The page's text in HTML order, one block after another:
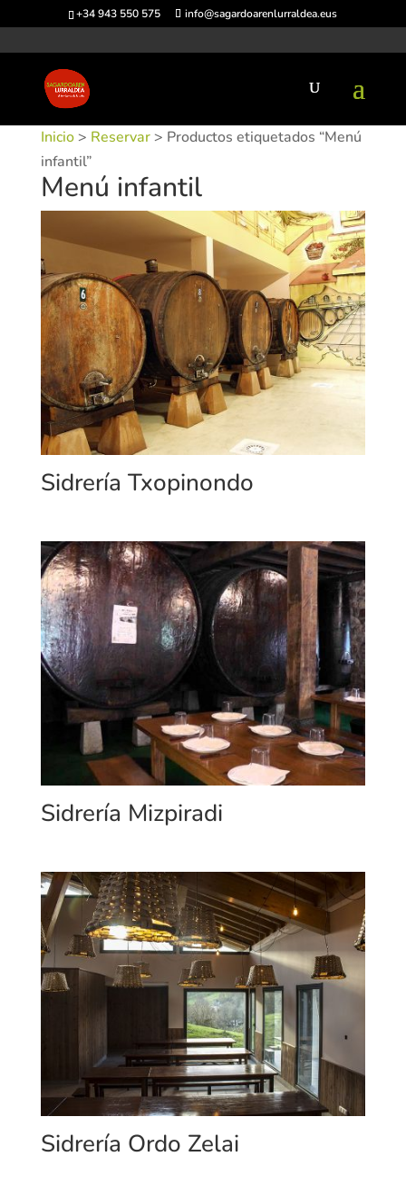
+34 943 550 575 info@sagardoarenlurraldea.eus
Inicio> Reservar> Productos etiquetados “Menú
infantil”
Menú infantil
Sidrería Txopinondo
Sidrería Mizpiradi
Sidrería Ordo Zelai